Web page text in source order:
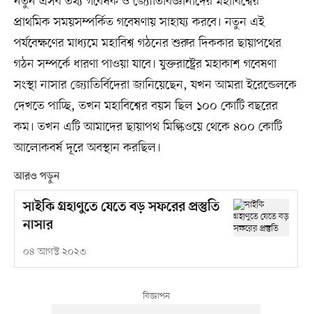
প্রাথমিক সময়সম্পর্কিত গবেষণায় সাহায্য করবে। নতুন এই
পর্যবেক্ষণের মাধ্যমে মহাবিশ্ব গঠনের শুরুর দিককার ছায়াপথের
গঠন সম্পর্কে ধারণা পাওয়া যাবে। যুক্তরাষ্ট্রের মহাকাশ গবেষণা
সংস্থা নাসার জ্যোতির্বিদেরা জানিয়েছেন, যখন আমরা ইরেন্ডেলকে
দেখতে পাচ্ছি, তখন মহাবিশ্বের বয়স ছিল ১০০ কোটি বছরের
কম। তখন এটি আমাদের ছায়াপথ মিল্কিওয়ে থেকে ৪০০ কোটি
আলোকবর্ষ দূরে অবস্থান করছিল।
আরও পড়ুন
সাইকি গ্রহাণুতে যেতে বড় সফরের প্রস্তুতি
নাসার
০৪ আগস্ট ২০২৩